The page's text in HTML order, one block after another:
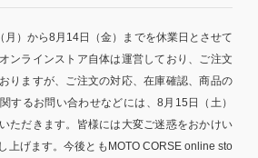
）から8月14日（金）までを休業日とさせて
ンラインストア自体は運営しており、ご注文
りますが、ご注文の対応、在庫確認、商品の
するお問い合わせなどには、8月15日（土）
ただきます。皆様には大変ご迷惑をおかけい
上げます。今後ともMOTO CORSE online sto